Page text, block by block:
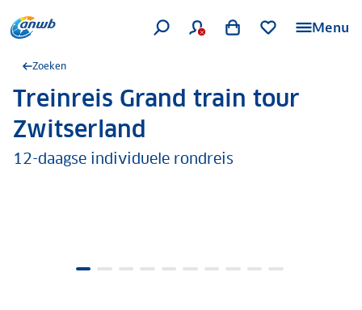
Menu
Zoeken
Treinreis Grand train tour
Zwitserland
12-daagse individuele rondreis